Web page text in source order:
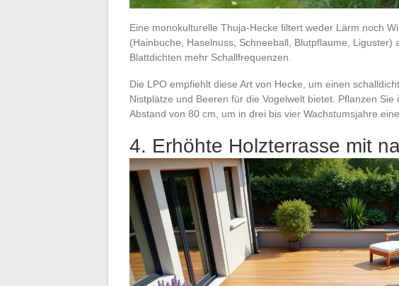
Eine monokulturelle Thuja-Hecke filtert weder Lärm noch
(Hainbuche, Haselnuss, Schneeball, Blutpflaume, Liguster)
Blattdichten mehr Schallfrequenzen.
Die LPO empfiehlt diese Art von Hecke, um einen
Nistplätze und Beeren für die Vogelwelt bietet. Pflanzen
Abstand von 80 cm, um in drei bis vier Wachstumsjahre
4. Erhöhte Holzterrasse mit